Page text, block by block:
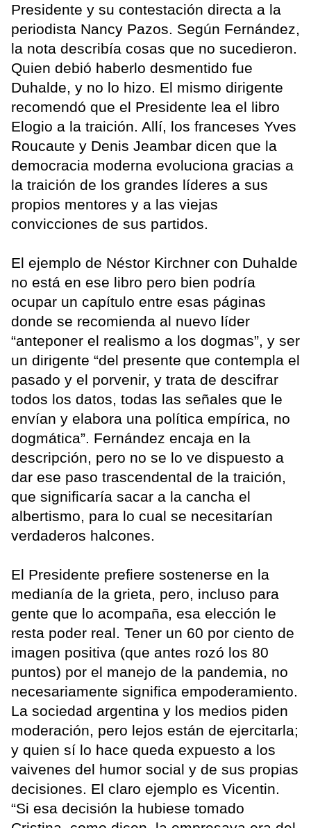
Presidente y su contestación directa a la
periodista Nancy Pazos. Según Fernández,
la nota describía cosas que no sucedieron.
Quien debió haberlo desmentido fue
Duhalde, y no lo hizo. El mismo dirigente
recomendó que el Presidente lea el libro
Elogio a la traición. Allí, los franceses Yves
Roucaute y Denis Jeambar dicen que la
democracia moderna evoluciona gracias a
la traición de los grandes líderes a sus
propios mentores y a las viejas
convicciones de sus partidos.
El ejemplo de Néstor Kirchner con Duhalde
no está en ese libro pero bien podría
ocupar un capítulo entre esas páginas
donde se recomienda al nuevo líder
“anteponer el realismo a los dogmas”, y ser
un dirigente “del presente que contempla el
pasado y el porvenir, y trata de descifrar
todos los datos, todas las señales que le
envían y elabora una política empírica, no
dogmática”. Fernández encaja en la
descripción, pero no se lo ve dispuesto a
dar ese paso trascendental de la traición,
que significaría sacar a la cancha el
albertismo, para lo cual se necesitarían
verdaderos halcones.
El Presidente prefiere sostenerse en la
medianía de la grieta, pero, incluso para
gente que lo acompaña, esa elección le
resta poder real. Tener un 60 por ciento de
imagen positiva (que antes rozó los 80
puntos) por el manejo de la pandemia, no
necesariamente significa empoderamiento.
La sociedad argentina y los medios piden
moderación, pero lejos están de ejercitarla;
y quien sí lo hace queda expuesto a los
vaivenes del humor social y de sus propias
decisiones. El claro ejemplo es Vicentin.
“Si esa decisión la hubiese tomado